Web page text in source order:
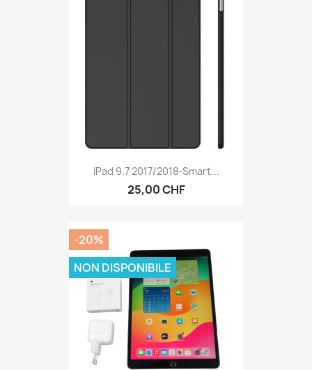
IPad 9.7 2017/2018-Smart...
25,00 CHF
-20%
NON DISPONIBILE